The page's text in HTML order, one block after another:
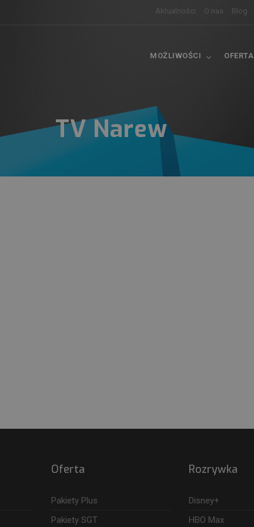
Aktualności O nas Blog
MOŻLIWOŚCI OFERTA
TV Narew
Oferta
Pakiety Plus
Pakiety SGT
Rozrywka
Disney+
HBO Max